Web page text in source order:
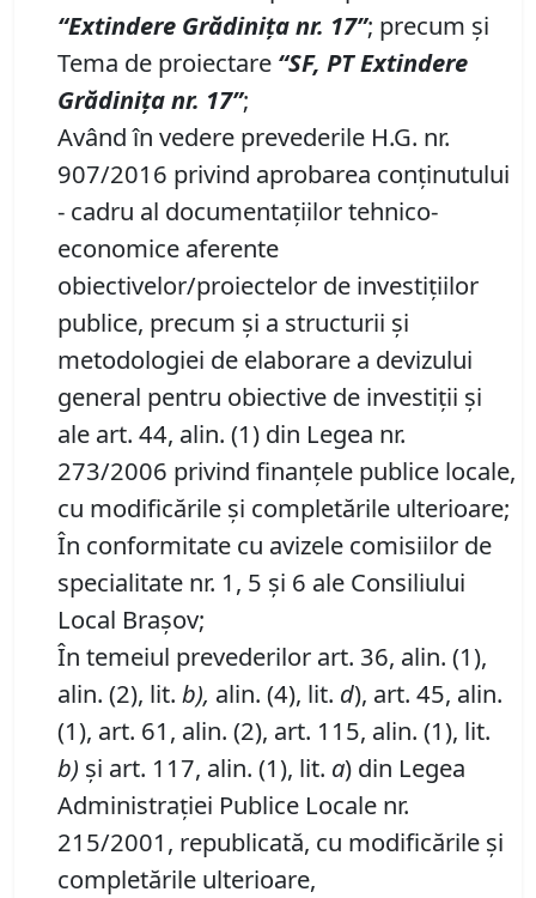
“Extindere Grădiniţa nr. 17”; precum şi
Tema de proiectare “SF, PT Extindere
Grădiniţa nr. 17”;
Având în vedere prevederile H.G. nr.
907/2016 privind aprobarea conţinutului
- cadru al documentaţiilor tehnico-
economice aferente
obiectivelor/proiectelor de investiţiilor
publice, precum şi a structurii şi
metodologiei de elaborare a devizului
general pentru obiective de investiţii şi
ale art. 44, alin. (1) din Legea nr.
273/2006 privind finanţele publice locale,
cu modificările şi completările ulterioare;
În conformitate cu avizele comisiilor de
specialitate nr. 1, 5 şi 6 ale Consiliului
Local Braşov;
În temeiul prevederilor art. 36, alin. (1),
alin. (2), lit. b), alin. (4), lit. d), art. 45, alin.
(1), art. 61, alin. (2), art. 115, alin. (1), lit.
b) şi art. 117, alin. (1), lit. a) din Legea
Administraţiei Publice Locale nr.
215/2001, republicată, cu modificările şi
completările ulterioare,